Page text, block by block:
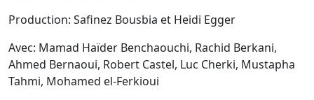
Production: Safinez Bousbia et Heidi Egger
Avec: Mamad Haïder Benchaouchi, Rachid Berkani,
Ahmed Bernaoui, Robert Castel, Luc Cherki, Mustapha
Tahmi, Mohamed el-Ferkioui